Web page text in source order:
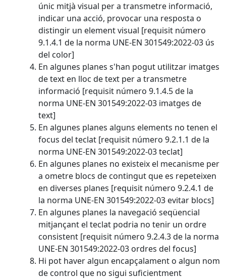
únic mitjà visual per a transmetre informació,
indicar una acció, provocar una resposta o
distingir un element visual [requisit número
9.1.4.1 de la norma UNE-EN 301549:2022-03 ús
del color]
En algunes planes s'han pogut utilitzar imatges
de text en lloc de text per a transmetre
informació [requisit número 9.1.4.5 de la
norma UNE-EN 301549:2022-03 imatges de
text]
En algunes planes alguns elements no tenen el
focus del teclat [requisit número 9.2.1.1 de la
norma UNE-EN 301549:2022-03 teclat]
En algunes planes no existeix el mecanisme per
a ometre blocs de contingut que es repeteixen
en diverses planes [requisit número 9.2.4.1 de
la norma UNE-EN 301549:2022-03 evitar blocs]
En algunes planes la navegació seqüencial
mitjançant el teclat podria no tenir un ordre
consistent [requisit número 9.2.4.3 de la norma
UNE-EN 301549:2022-03 ordres del focus]
Hi pot haver algun encapçalament o algun nom
de control que no sigui suficientment